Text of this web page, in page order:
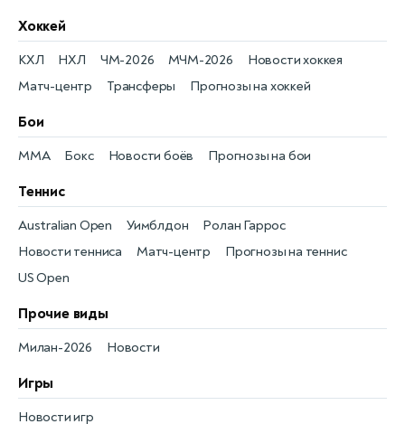
Хоккей
Новости хоккея
КХЛ
Матч-центр
НХЛ
Трансферы
ЧМ-2026
Прогнозы на хоккей
МЧМ-2026
Бои
Новости боёв
MMA Прогнозы на бои
Бокс
Теннис
Новости тенниса
Australian Open
Матч-центр
Уимблдон
Прогнозы на теннис
Ролан Гаррос
US Open
Прочие виды
Новости
Милан-2026
Игры
Новости игр